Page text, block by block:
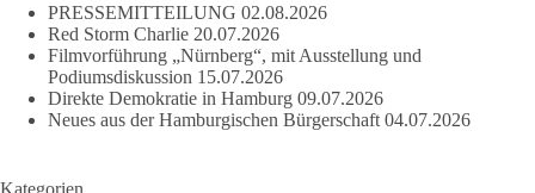
PRESSEMITTEILUNG 02.08.2026
Red Storm Charlie 20.07.2026
Filmvorführung „Nürnberg“, mit Ausstellung und
Podiumsdiskussion 15.07.2026
Direkte Demokratie in Hamburg 09.07.2026
Neues aus der Hamburgischen Bürgerschaft 04.07.2026
Kategorien